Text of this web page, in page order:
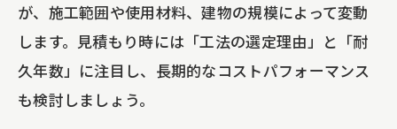
が、施工範囲や使用材料、建物の規模によって変動
します。見積もり時には「工法の選定理由」と「耐
久年数」に注目し、長期的なコストパフォーマンス
も検討しましょう。